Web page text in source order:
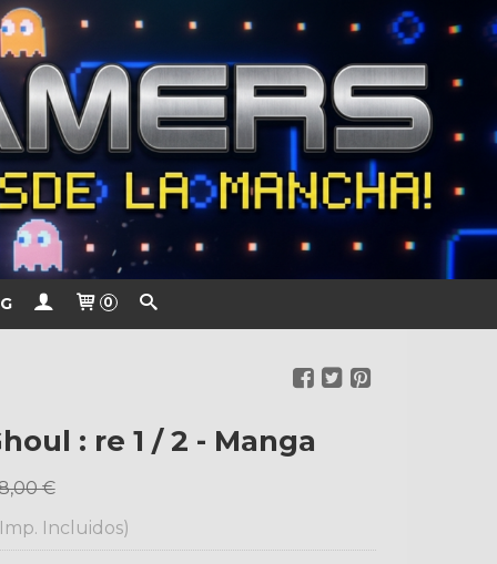
0
: re 1 / 2 - Manga
€
Incluidos)